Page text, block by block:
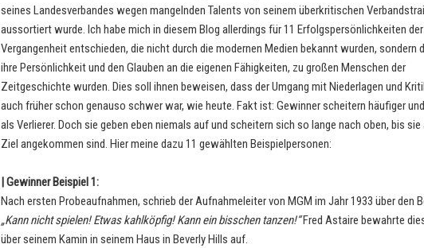
seines Landesverbandes wegen mangelnden Talents von seinem überkritischen
aussortiert wurde. Ich habe mich in diesem Blog allerdings für 11 Erfolgspersönlichkeiten der
Vergangenheit entschieden, die nicht durch die modernen Medien bekannt wurden, sondern
ihre Persönlichkeit und den Glauben an die eigenen Fähigkeiten, zu großen Menschen der
Zeitgeschichte wurden. Dies soll ihnen beweisen, dass der Umgang mit Niederlagen und
auch früher schon genauso schwer war, wie heute. Fakt ist: Gewinner scheitern häufiger
als Verlierer. Doch sie geben eben niemals auf und scheitern sich so lange nach oben, bis sie
Ziel angekommen sind. Hier meine dazu 11 gewählten Beispielpersonen:
| Gewinner Beispiel 1:
Nach ersten Probeaufnahmen, schrieb der Aufnahmeleiter von MGM im Jahr 1933 über den
„Kann nicht spielen! Etwas kahlköpfig! Kann ein bisschen tanzen!“Fred Astaire bewahrte
über seinem Kamin in seinem Haus in Beverly Hills auf.